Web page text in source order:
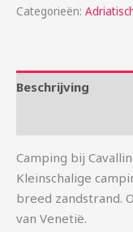
Categorieën:
Beschrijving
Camping bij
Kleinschalige
breed zandstrand.
van Venetië.